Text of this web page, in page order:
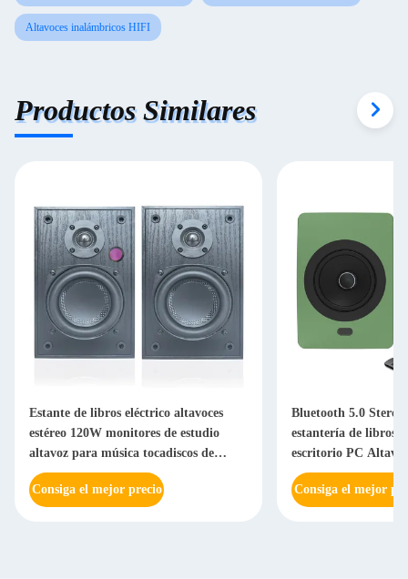
Altavoces inalámbricos HIFI
Productos Similares
Estante de libros eléctrico altavoces
estéreo 120W monitores de estudio
altavoz para música tocadiscos de
juegos
Consiga el mejor precio
Bluetooth 5.0 Stereo
estantería de libros
escritorio PC
el hogar activos
Consiga el mejor